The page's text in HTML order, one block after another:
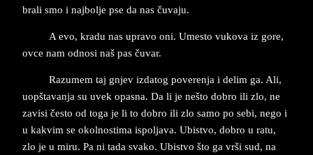
bra­li smo i naj­bol­je pse da nas čuva­ju.
A evo, kra­du nas upra­vo oni. Ume­sto vu­ko­va iz gore,
ovce nam od­no­si naš pas čuvar.
Raz­u­mem taj gnjev iz­da­tog po­ve­ren­ja i de­lim ga. Ali,
uopšta­van­ja su uvek opa­sna. Da li je nešto do­bro ili zlo, ne
za­vi­si često od to­ga­ je li to do­bro ili zlo samo po sebi, nego i
u ka­kvim se okolno­sti­ma is­pol­ja­va. Ubi­stvo, do­bro u ratu,
zlo ­je u miru. Pa ni tada sva­ko. Ubi­stvo što ga vrši sud, na